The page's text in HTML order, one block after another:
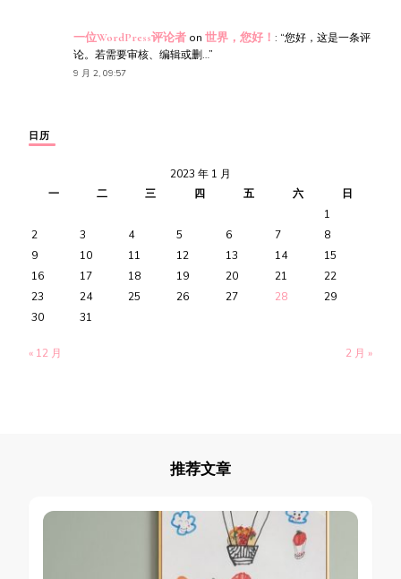
一位WordPress评论者 on 世界，您好！ : “您好，这是一条评
论。若需要审核、编辑或删…”
9 月 2, 09:57
日历
2023 年 1 月
一
二 三 四 五 六
日
1
2
3 4 5 6 7
8
9
10 11 12 13 14
15
16
17 18 19 20 21
22
23
24 25 26 27 28
29
30
31
« 12 月 2 月 »
推荐文章